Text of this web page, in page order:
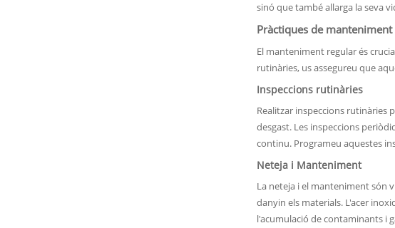
sinó que també allarga la seva
Pràctiques de
El manteniment regular és
rutinàries, us assegureu que
Inspeccions rutinàries
Realitzar inspeccions rutinàries
desgast. Les inspeccions
continu. Programeu aquestes
Neteja i Manteniment
La neteja i el manteniment són
danyin els materials. L'acer
l'acumulació de contaminants i